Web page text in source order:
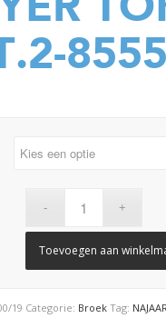
8555
Toevoegen aan
19 Categorie: Broek Tag: